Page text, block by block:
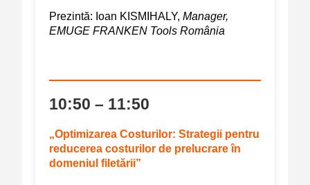
Prezintă: Ioan KISMIHALY, Manager,
EMUGE FRANKEN Tools România
10:50 – 11:50
„Optimizarea Costurilor: Strategii pentru
reducerea costurilor de prelucrare în
domeniul filetării”